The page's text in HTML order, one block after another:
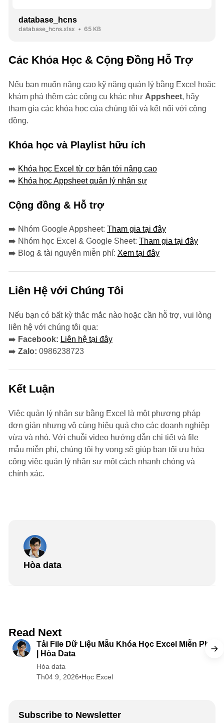
database_hcns
database_hcns.xlsx 65 KB
Các Khóa Học & Cộng Đồng Hỗ Trợ
Nếu bạn muốn nâng cao kỹ năng quản lý bằng Excel hoặc
khám phá thêm các công cụ khác như Appsheet, hãy
tham gia các khóa học của chúng tôi và kết nối với cộng
đồng.
Khóa học và Playlist hữu ích
➡️ Khóa học Excel từ cơ bản tới nâng cao
➡️ Khóa học Appsheet quản lý nhân sự
Cộng đồng & Hỗ trợ
➡️ Nhóm Google Appsheet: Tham gia tại đây
➡️ Nhóm học Excel & Google Sheet: Tham gia tại đây
➡️ Blog & tài nguyên miễn phí: Xem tại đây
Liên Hệ với Chúng Tôi
Nếu bạn có bất kỳ thắc mắc nào hoặc cần hỗ trợ, vui lòng
liên hệ với chúng tôi qua:
➡️ Facebook: Liên hệ tại đây
➡️ Zalo: 0986238723
Kết Luận
Việc quản lý nhân sự bằng Excel là một phương pháp
đơn giản nhưng vô cùng hiệu quả cho các doanh nghiệp
vừa và nhỏ. Với chuỗi video hướng dẫn chi tiết và file
mẫu miễn phí, chúng tôi hy vọng sẽ giúp bạn tối ưu hóa
công việc quản lý nhân sự một cách nhanh chóng và
chính xác.
Hòa data
Read Next
Tải File Dữ Liệu Mẫu Khóa Học Excel Miễn Phí
| Hòa Data
Hòa data
Th04 9, 2026•Học Excel
Subscribe to Newsletter